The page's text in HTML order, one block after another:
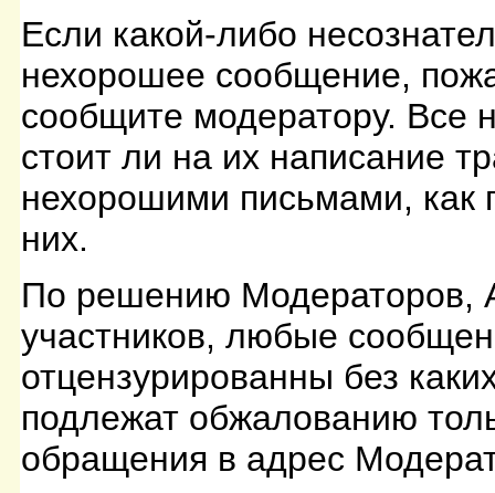
Если какой-либо
нехорошее сообщение,
сообщите модератору. Все
стоит ли на их написание
нехорошими письмами, как
них.
По решению Модераторов,
участников, любые
отцензурированны без
подлежат обжалованию
обращения в адрес